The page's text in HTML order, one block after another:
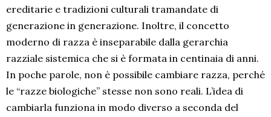
ereditarie e tradizioni culturali tramandate di
generazione in generazione. Inoltre, il concetto
moderno di razza è inseparabile dalla gerarchia
razziale sistemica che si è formata in centinaia di anni.
In poche parole, non è possibile cambiare razza, perché
le “razze biologiche” stesse non sono reali. L’idea di
cambiarla funziona in modo diverso a seconda del